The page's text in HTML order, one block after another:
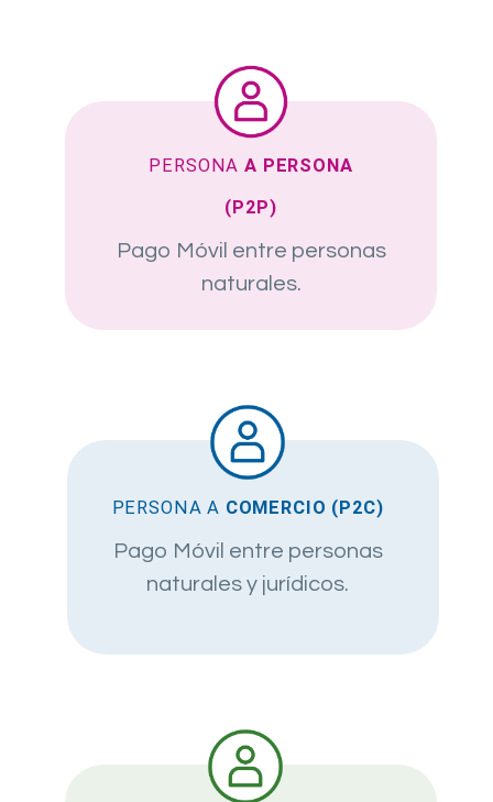
PERSONAA PERSONA
(P2P)
Pago Móvil entre personas
naturales.
PERSONA A COMERCIO (P2C)
Pago Móvil entre personas
naturales y jurídicos.